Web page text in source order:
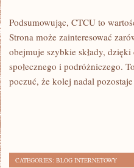
Podsumowując, CTCU to
Strona może zainteresować
obejmuje szybkie składy,
społecznego i podróżniczego.
poczuć, że kolej nadal
CATEGORIES: BLOG INTERNETOWY